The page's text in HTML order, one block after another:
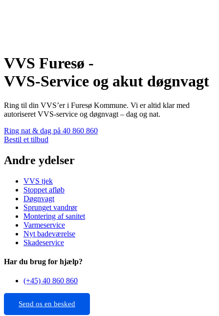
VVS Furesø -
VVS-Service og akut døgnvagt
Ring til din VVS’er i Furesø Kommune. Vi er altid klar med
autoriseret VVS-service og døgnvagt – dag og nat.
Ring nat & dag på 40 860 860
Bestil et tilbud
Andre ydelser
VVS tjek
Stoppet afløb
Døgnvagt
Sprunget vandrør
Montering af sanitet
Varmeservice
Nyt badeværelse
Skadeservice
Har du brug for hjælp?
(+45) 40 860 860
Send os en besked